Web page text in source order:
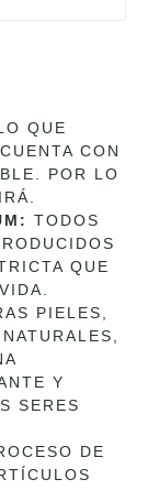
QUE
CON
POR LO
TODOS
QUE
PIELES,
Y
SERES
DE